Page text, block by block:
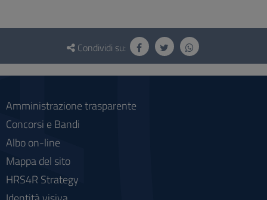
Questionario
social
Condividi su:
Amministrazione trasparente
Concorsi e Bandi
Albo on-line
Mappa del sito
HRS4R Strategy